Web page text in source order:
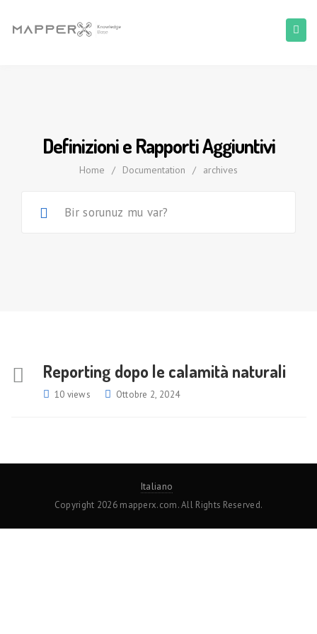
Definizioni e Rapporti Aggiuntivi
Home / Documentation / archives
Reporting dopo le calamità naturali
10 views Ottobre 2, 2024
Italiano
Copyright 2026 mapperx.com. All Rights Reserved.